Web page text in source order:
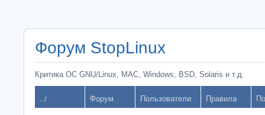
Форум StopLinux
Критика ОС GNU/Linux, MAC, Windows, BSD, Solaris и т.д.
../ Форум Пользователи Правила